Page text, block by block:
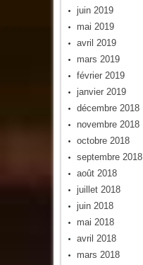
juin 2019
mai 2019
avril 2019
mars 2019
février 2019
janvier 2019
décembre 2018
novembre 2018
octobre 2018
septembre 2018
août 2018
juillet 2018
juin 2018
mai 2018
avril 2018
mars 2018